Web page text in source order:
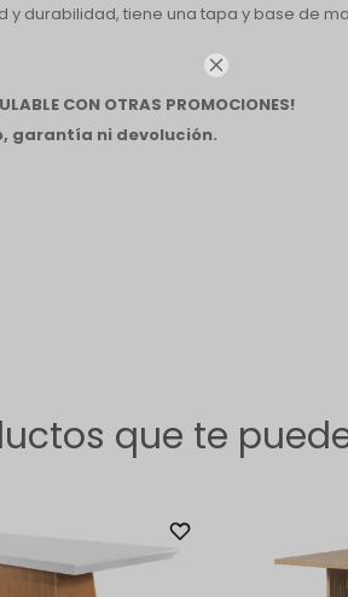

y durabilidad, tiene una tapa y base de
CON OTRAS PROMOCIONES!
garantía ni devolución.
que te